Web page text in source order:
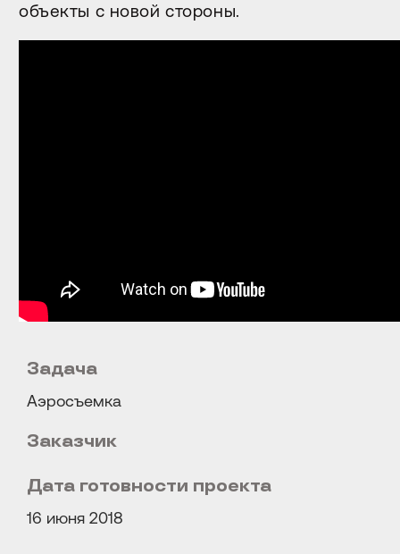
Расскажите о задаче
объекты с новой стороны.
Задача
Аэросъемка
Заказчик
Дата готовности проекта
16 июня 2018